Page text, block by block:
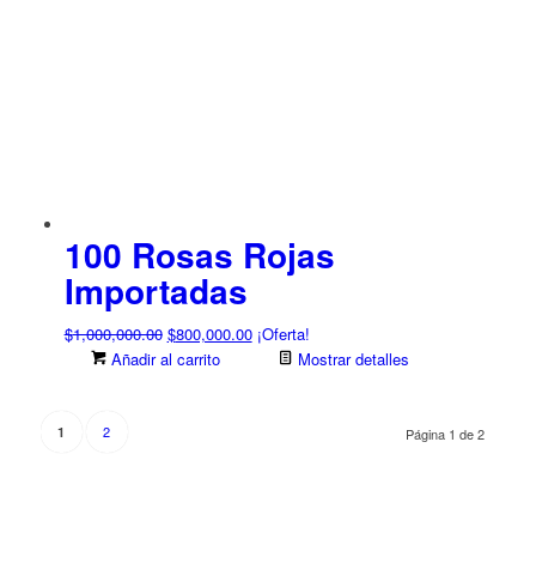
100 Rosas Rojas
Importadas
$1,000,000.00 El
precio
$800,000.00El
precio
¡Oferta!
Añadir al carrito
Mostrar detalles
Página 1 de 2
1 2